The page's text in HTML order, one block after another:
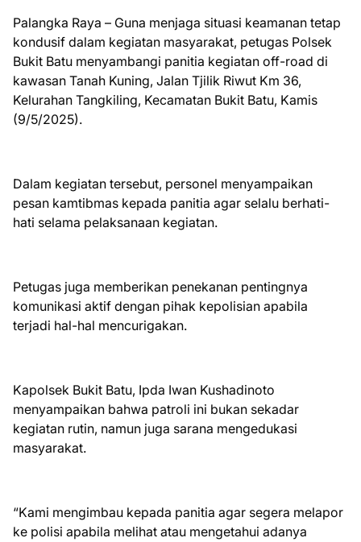
Palangka Raya – Guna menjaga situasi keamanan tetap
kondusif dalam kegiatan masyarakat, petugas Polsek
Bukit Batu menyambangi panitia kegiatan off-road di
kawasan Tanah Kuning, Jalan Tjilik Riwut Km 36,
Kelurahan Tangkiling, Kecamatan Bukit Batu, Kamis
(9/5/2025).
Dalam kegiatan tersebut, personel menyampaikan
pesan kamtibmas kepada panitia agar selalu berhati-
hati selama pelaksanaan kegiatan.
Petugas juga memberikan penekanan pentingnya
komunikasi aktif dengan pihak kepolisian apabila
terjadi hal-hal mencurigakan.
Kapolsek Bukit Batu, Ipda Iwan Kushadinoto
menyampaikan bahwa patroli ini bukan sekadar
kegiatan rutin, namun juga sarana mengedukasi
masyarakat.
“Kami mengimbau kepada panitia agar segera melapor
ke polisi apabila melihat atau mengetahui adanya